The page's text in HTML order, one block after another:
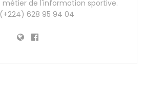
métier de l'information sportive.
628 95 94 04